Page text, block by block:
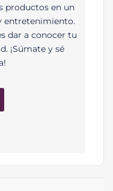
productos en un
entretenimiento.
dar a conocer tu
¡Súmate y sé